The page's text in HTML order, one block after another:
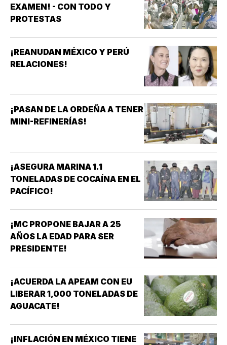
EXAMEN! - CON TODO Y
PROTESTAS
¡REANUDAN MÉXICO Y PERÚ
RELACIONES!
¡PASAN DE LA ORDEÑA A TENER
MINI-REFINERÍAS!
¡ASEGURA MARINA 1.1
TONELADAS DE COCAÍNA EN EL
PACÍFICO!
¡MC PROPONE BAJAR A 25
AÑOS LA EDAD PARA SER
PRESIDENTE!
¡ACUERDA LA APEAM CON EU
LIBERAR 1,000 TONELADAS DE
AGUACATE!
¡INFLACIÓN EN MÉXICO TIENE